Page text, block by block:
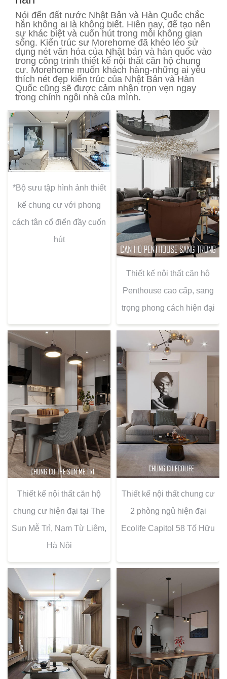
Nói đến đất nước Nhật Bản và Hàn Quốc chắc
hẳn không ai là không biết. Hiên nay, để tạo nên
sự khác biệt và cuốn hút trong mỗi không gian
sống. Kiến trúc sư Morehome đã khéo léo sử
dụng nét văn hóa của Nhật bản và hàn quốc vào
trong công trình thiết kế nội thất căn hộ chung
cư. Morehome muốn khách hàng-những ai yêu
thích nét đẹp kiến trúc của Nhật Bản và Hàn
Quốc cũng sẽ được cảm nhận trọn vẹn ngay
trong chính ngôi nhà của mình.
*Bộ sưu tập hình ảnh thiết
kế chung cư với phong
cách tân cổ điển đầy cuốn
hút
Thiết kế nội thất căn hộ
Penthouse cao cấp, sang
trọng phong cách hiện đại
Thiết kế nội thất căn hộ
chung cư hiện đại tại The
Sun Mễ Trì, Nam Từ Liêm,
Hà Nội
Thiết kế nội thất chung cư
2 phòng ngủ hiện đại
Ecolife Capitol 58 Tố Hữu